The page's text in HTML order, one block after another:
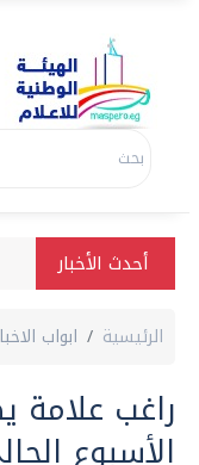
أحدث الأخبار
الرئيسية ابواب
راغب علامة
الأسبوع